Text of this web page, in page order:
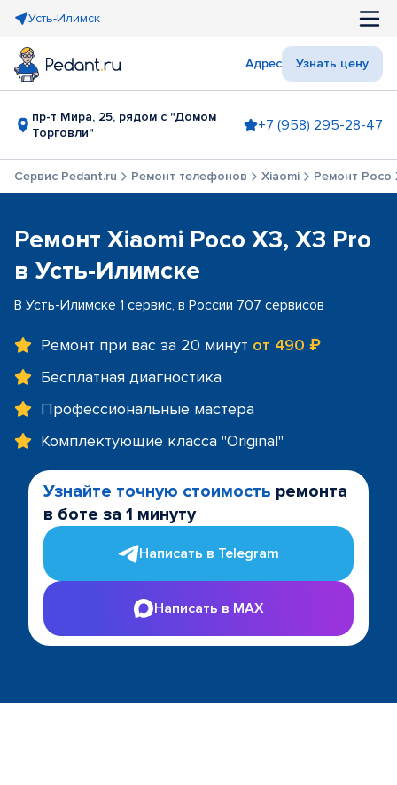
Усть-Илимск
Адрес Узнать цену
пр-т Мира, 25, рядом с "Домом
Торговли"
+7 (958) 295-28-47
Сервис Pedant.ru Ремонт телефонов Xiaomi Ремонт Poco
Ремонт Xiaomi Poco X3, X3 Pro
в Усть-Илимске
В Усть-Илимске 1 сервис, в России 707 сервисов
Ремонт при вас за 20 минут от 490 ₽
Бесплатная диагностика
Профессиональные мастера
Комплектующие класса "Original"
Узнайте точную стоимость ремонта
в боте за 1 минуту
Написать в Telegram
Написать в MAX